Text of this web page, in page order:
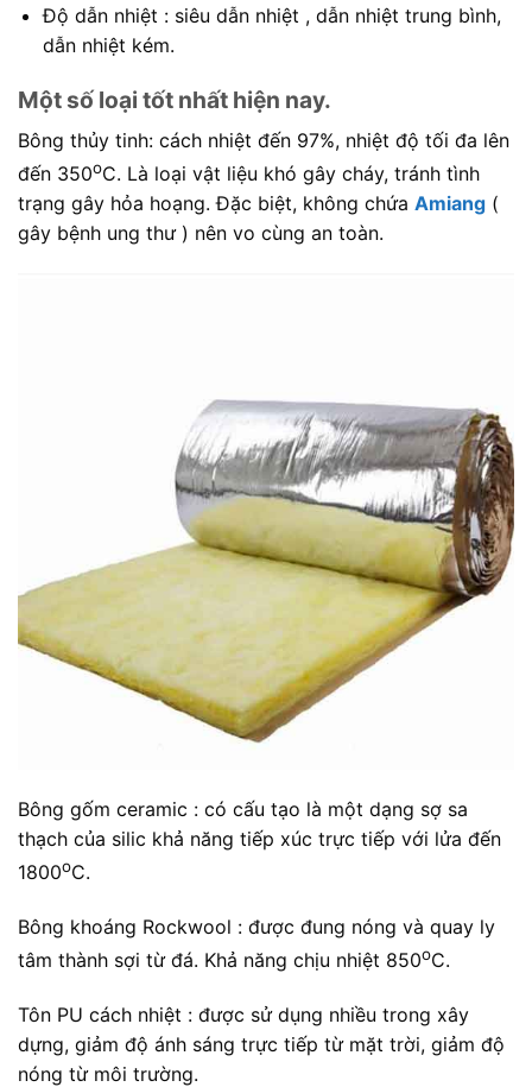
Độ dẫn nhiệt : siêu dẫn nhiệt , dẫn nhiệt trung bình,
dẫn nhiệt kém.
Một số loại tốt nhất hiện nay.
Bông thủy tinh: cách nhiệt đến 97%, nhiệt độ tối đa lên
đến 350oC. Là loại vật liệu khó gây cháy, tránh tình
trạng gây hỏa hoạng. Đặc biệt, không chứa Amiang (
gây bệnh ung thư ) nên vo cùng an toàn.
Bông gốm ceramic : có cấu tạo là một dạng sợ sa
thạch của silic khả năng tiếp xúc trực tiếp với lửa đến
1800oC.
Bông khoáng Rockwool : được đung nóng và quay ly
tâm thành sợi từ đá. Khả năng chịu nhiệt 850oC.
Tôn PU cách nhiệt : được sử dụng nhiều trong xây
dựng, giảm độ ánh sáng trực tiếp từ mặt trời, giảm độ
nóng từ môi trường.